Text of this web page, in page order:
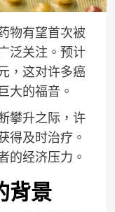
物有望首次被
泛关注。预计
，这对许多癌
大的福音。
攀升之际，许
得及时治疗。
的经济压力。
背景